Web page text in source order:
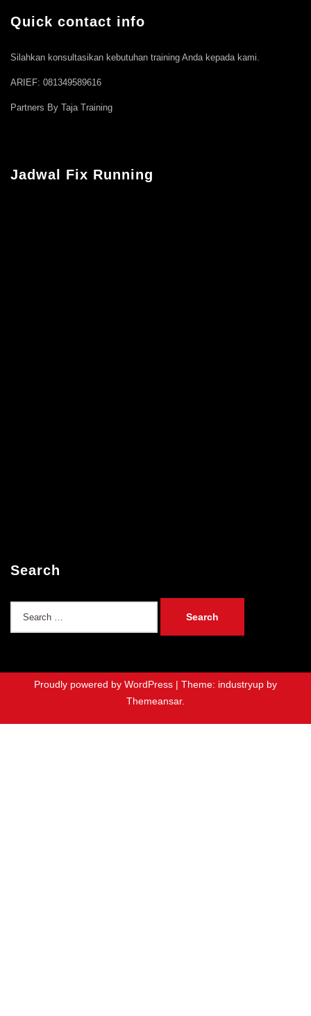
Quick contact info
Silahkan konsultasikan kebutuhan training Anda kepada kami.
ARIEF: 081349589616
Partners By Taja Training
Jadwal Fix Running
Search
Proudly powered by WordPress | Theme: industryup by
Themeansar.